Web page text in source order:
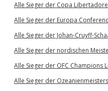
Alle Sieger der Copa
Alle Sieger der Europa
Alle Sieger der Johan-Cruyff-
Alle Sieger der nordischen
Alle Sieger der OFC Champions
Alle Sieger der